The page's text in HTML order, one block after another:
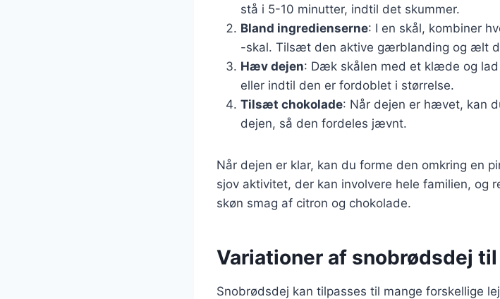
stå i 5-10 minutter, indtil det skummer.
Bland ingredienserne: I en skål, kombiner
-skal. Tilsæt den aktive gærblanding og ælt
Hæv dejen: Dæk skålen med et klæde og
eller indtil den er fordoblet i størrelse.
Tilsæt chokolade: Når dejen er hævet, kan
dejen, så den fordeles jævnt.
Når dejen er klar, kan du forme den omkring en
sjov aktivitet, der kan involvere hele familien,
skøn smag af citron og chokolade.
Variationer af snobrødsdej
Snobrødsdej kan tilpasses til mange forskellige